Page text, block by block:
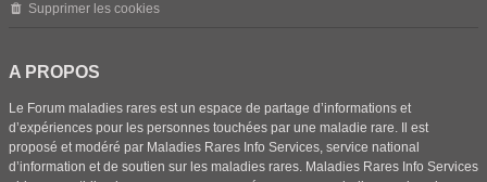
Supprimer les cookies
A PROPOS
Le Forum maladies rares est un espace de partage d’informations et
d’expériences pour les personnes touchées par une maladie rare. Il est
proposé et modéré par Maladies Rares Info Services, service national
d’information et de soutien sur les maladies rares. Maladies Rares Info Services